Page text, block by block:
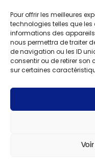
Pour offrir les meilleures
technologies telles que
informations des
nous permettra de traiter
de navigation ou les ID
consentir ou de retirer son
sur certaines
Vous êtes
Créateur d’entreprise
Dirigeants de TPE/PME/
Professions libérales
Nos missions